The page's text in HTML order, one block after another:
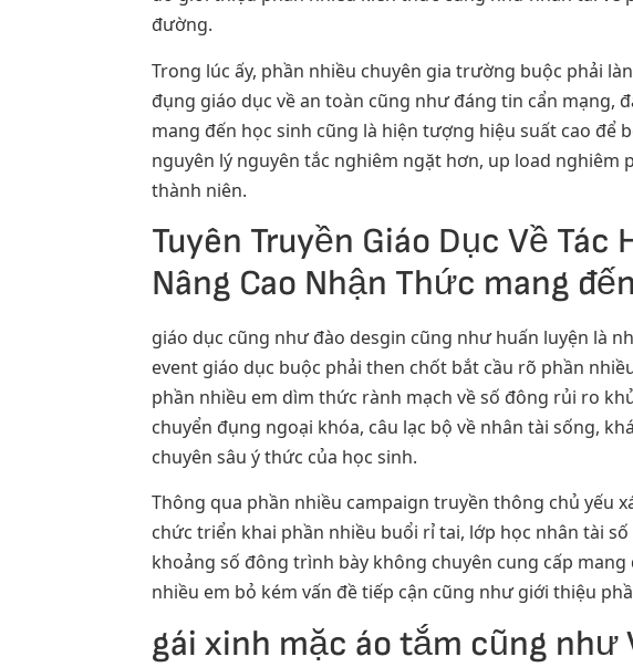
đường.
Trong lúc ấy, phần nhiều chuyên gia trường buộc phải
đụng giáo dục về an toàn cũng như đáng tin cẩn mạng,
mang đến học sinh cũng là hiện tượng hiệu suất cao để
nguyên lý nguyên tắc nghiêm ngặt hơn, up load
thành niên.
Tuyên Truyền Giáo Dục Về
Nâng Cao Nhận Thức mang
giáo dục cũng như đào desgin cũng như huấn luyện là
event giáo dục buộc phải then chốt bắt cầu rõ phần
phần nhiều em dìm thức rành mạch về số đông rủi ro
chuyển đụng ngoại khóa, câu lạc bộ về nhân tài sống,
chuyên sâu ý thức của học sinh.
Thông qua phần nhiều campaign truyền thông chủ yếu
chức triển khai phần nhiều buổi rỉ tai, lớp học nhân tài
khoảng số đông trình bày không chuyên cung cấp
nhiều em bỏ kém vấn đề tiếp cận cũng như giới thiệu
gái xinh mặc áo tắm cũng như